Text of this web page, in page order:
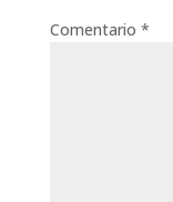
Comentario *